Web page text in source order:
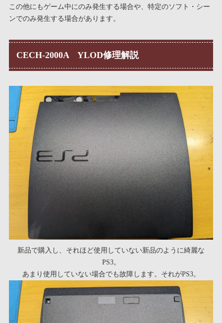
この他にもゲーム中にのみ発生する場合や、特定のソフト・シー
ンでのみ発生する場合があります。
CECH-2000A YLOD修理解説
新品で購入し、それほど使用していない新品のように綺麗な
PS3。
あまり使用していない場合でも故障します。それがPS3。